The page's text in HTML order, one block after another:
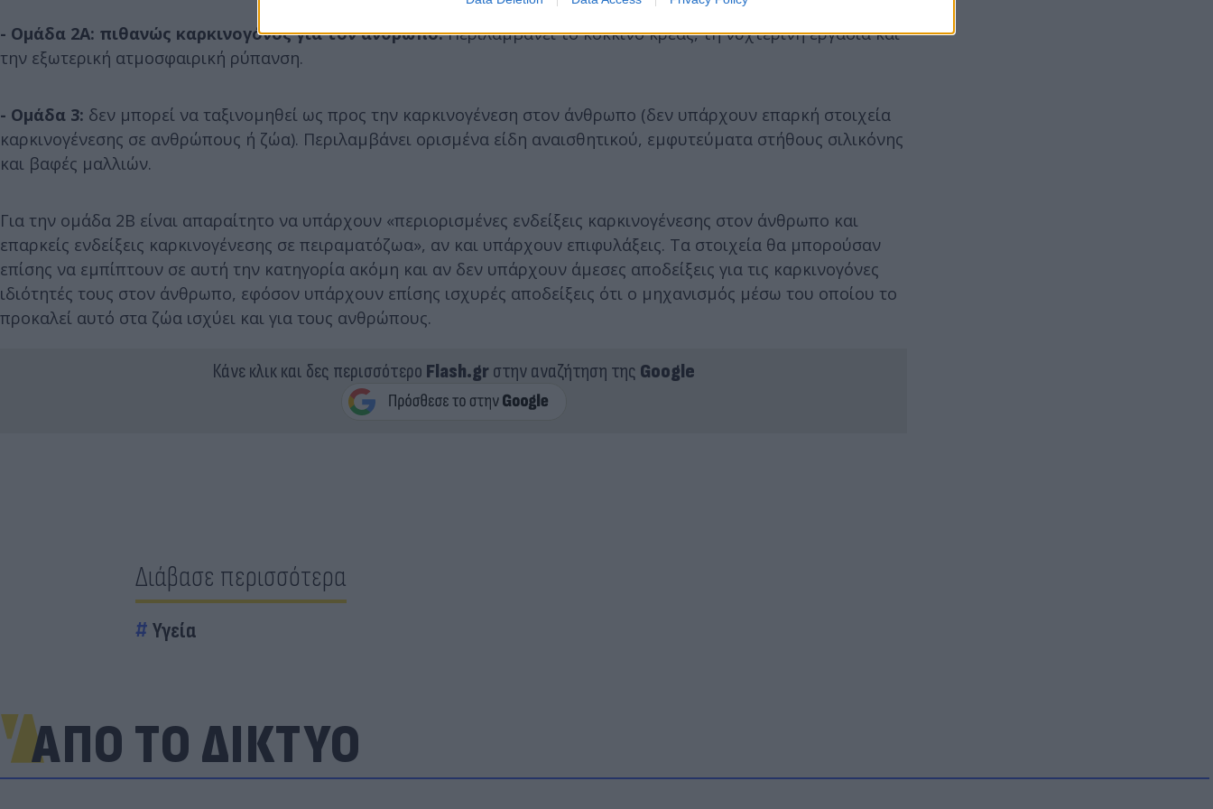
- Ομάδα 2Α: πιθανώς καρκινογόνος για τον άνθρωπο.Περιλαμβάνει το κόκκινο κρέας, τη νυχτερινή εργασία και
την εξωτερική ατμοσφαιρική ρύπανση.
- Ομάδα 3: δεν μπορεί να ταξινομηθεί ως προς την καρκινογένεση στον άνθρωπο (δεν υπάρχουν επαρκή στοιχεία
καρκινογένεσης σε ανθρώπους ή ζώα). Περιλαμβάνει ορισμένα είδη αναισθητικού, εμφυτεύματα στήθους σιλικόνης
και βαφές μαλλιών.
Για την ομάδα 2Β είναι απαραίτητο να υπάρχουν «περιορισμένες ενδείξεις καρκινογένεσης στον άνθρωπο και
επαρκείς ενδείξεις καρκινογένεσης σε πειραματόζωα», αν και υπάρχουν επιφυλάξεις. Τα στοιχεία θα μπορούσαν
επίσης να εμπίπτουν σε αυτή την κατηγορία ακόμη και αν δεν υπάρχουν άμεσες αποδείξεις για τις καρκινογόνες
ιδιότητές τους στον άνθρωπο, εφόσον υπάρχουν επίσης ισχυρές αποδείξεις ότι ο μηχανισμός μέσω του οποίου το
προκαλεί αυτό στα ζώα ισχύει και για τους ανθρώπους.
Κάνε κλικ και δες περισσότερο Flash.grστην αναζήτηση της Google
Διάβασε περισσότερα
Υγεία
ΑΠΟ ΤΟ ΔΙΚΤΥΟ